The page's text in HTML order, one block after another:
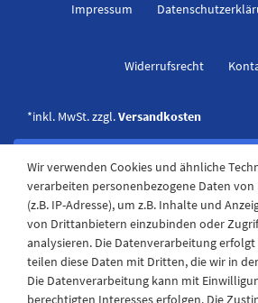
Impressum
Widerrufs­recht
*inkl. MwSt. zzgl.Versandkosten
Wir verwenden Cookies und ähnliche
verarbeiten personenbezogene Daten
(z.B. IP-Adresse), um z.B. Inhalte und
von Drittanbietern einzubinden oder
analysieren. Die Datenverarbeitung
teilen diese Daten mit Dritten, die wir in
Die Datenverarbeitung kann mit
berechtigten Interesses erfolgen. Die